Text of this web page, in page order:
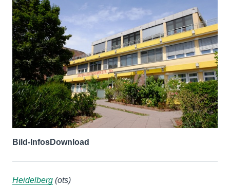
Bild-InfosDownload
Heidelberg (ots)